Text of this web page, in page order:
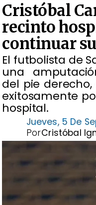
Cristóbal
recinto
continuar
El futbolista de
una
del pie
exitosamente
hospital.
Jueves, 5 De
Cristóbal
Por